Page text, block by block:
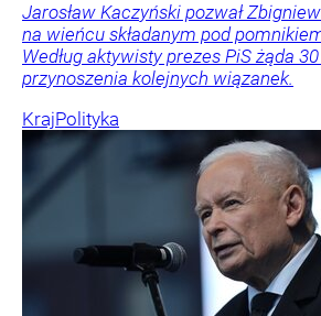
Jarosław Kaczyński pozwał
na wieńcu składanym pod
Według aktywisty prezes PiS żąda
przynoszenia kolejnych wiązanek.
KrajPolityka